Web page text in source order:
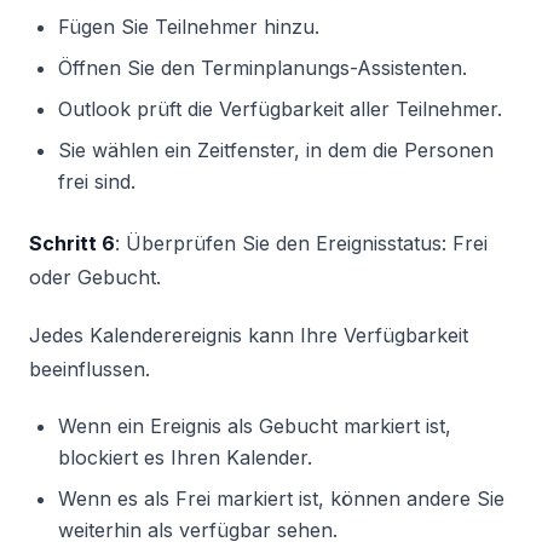
Fügen Sie Teilnehmer hinzu.
Öffnen Sie den Terminplanungs-Assistenten.
Outlook prüft die Verfügbarkeit aller Teilnehmer.
Sie wählen ein Zeitfenster, in dem die Personen
frei sind.
Schritt 6: Überprüfen Sie den Ereignisstatus: Frei
oder Gebucht.
Jedes Kalenderereignis kann Ihre Verfügbarkeit
beeinflussen.
Wenn ein Ereignis als Gebucht markiert ist,
blockiert es Ihren Kalender.
Wenn es als Frei markiert ist, können andere Sie
weiterhin als verfügbar sehen.